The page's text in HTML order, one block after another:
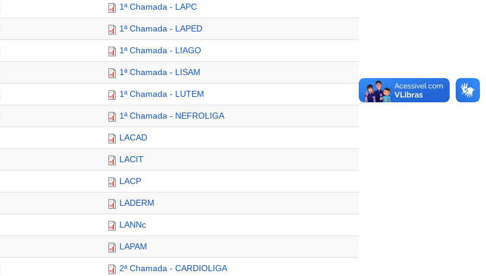
1ª Chamada - LAPC
1ª Chamada - LAPED
1ª Chamada - LIAGO
1ª Chamada - LISAM
1ª Chamada - LUTEM
1ª Chamada - NEFROLIGA
LACAD
LACIT
LACP
LADERM
LANNc
LAPAM
2ª Chamada - CARDIOLIGA